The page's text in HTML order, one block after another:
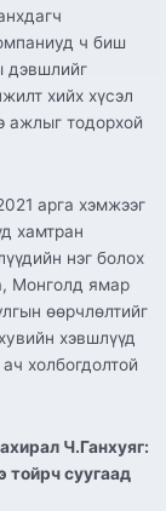
ч биш
дэвшлийг
хийх хүсэл
ажлыг тодорхой
арга хэмжээг
хамтран
нэг болох
Монголд ямар
өөрчлөлтийг
хэвшлүүд
холбогдолтой
Ч.Ганхуяг:
тойрч суугаад